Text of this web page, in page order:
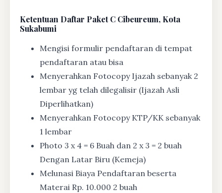
Ketentuan Daftar Paket C Cibeureum, Kota
Sukabumi
Mengisi formulir pendaftaran di tempat
pendaftaran atau bisa
Menyerahkan Fotocopy Ijazah sebanyak 2
lembar yg telah dilegalisir (Ijazah Asli
Diperlihatkan)
Menyerahkan Fotocopy KTP/KK sebanyak
1 lembar
Photo 3 x 4 = 6 Buah dan 2 x 3 = 2 buah
Dengan Latar Biru (Kemeja)
Melunasi Biaya Pendaftaran beserta
Materai Rp. 10.000 2 buah